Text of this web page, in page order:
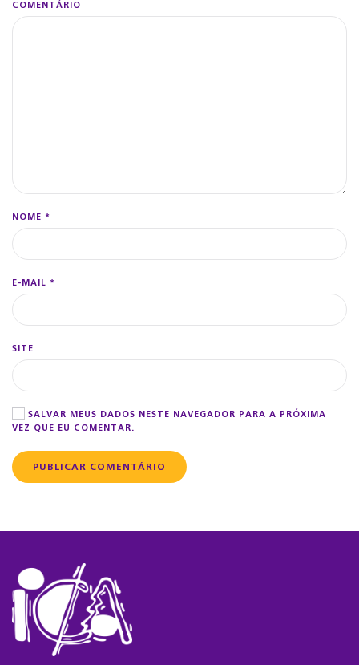
COMENTÁRIO
NOME *
E-MAIL *
SITE
SALVAR MEUS DADOS NESTE NAVEGADOR PARA A PRÓXIMA
VEZ QUE EU COMENTAR.
PUBLICAR COMENTÁRIO